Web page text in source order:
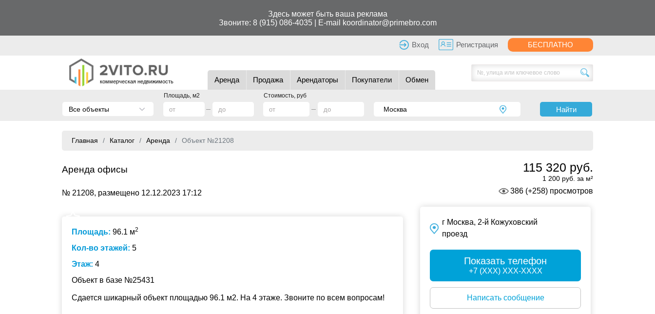
Здесь может быть ваша реклама
Звоните: 8 (915) 086-4035| E-mail koordinator@primebro.com
Вход Регистрация БЕСПЛАТНО
коммерческая недвижимость Аренда Продажа Арендаторы Покупатели Обмен
Площадь, м2 Стоимость, руб
Все объекты Найти
Главная Каталог Аренда Объект №21208
Аренда офисы
№ 21208, размещено 12.12.2023 17:12
115 320 руб.
1 200 руб. за м²
386 (+258) просмотров
Площадь: 96.1 м2
Кол-во этажей: 5
Этаж: 4
Объект в базе №25431
Сдается шикарный объект площадью 96.1 м2. На 4 этаже. Звоните по всем вопросам!
г Москва, 2-й Кожуховский
проезд
Показать телефон
+7 (XXX) XXX-XXXX
Написать сообщение